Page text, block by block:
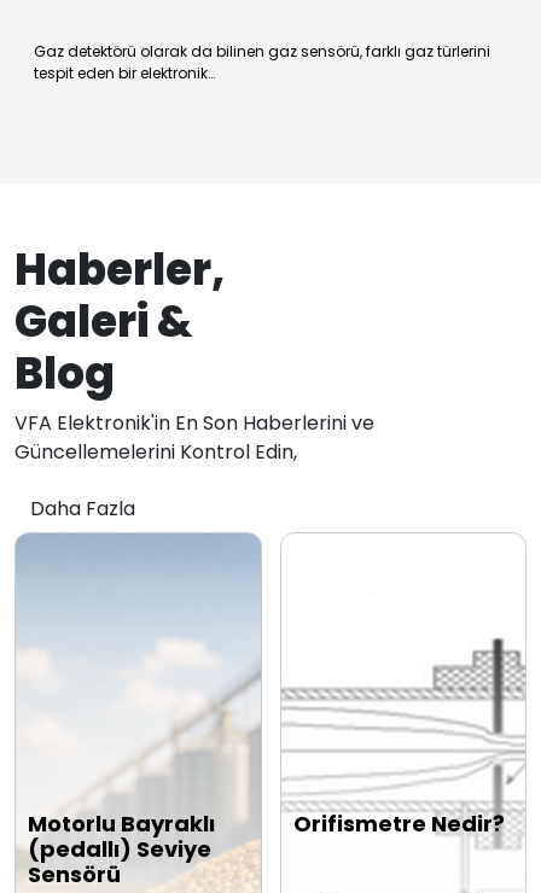
Gaz detektörü olarak da bilinen gaz sensörü, farklı gaz türlerini
tespit eden bir elektronik…
Haberler,
Galeri &
Blog
VFA Elektronik'in En Son Haberlerini ve
Güncellemelerini Kontrol Edin,
Daha Fazla
Motorlu Bayraklı
(pedallı) Seviye
Sensörü
Orifismetre Nedir?